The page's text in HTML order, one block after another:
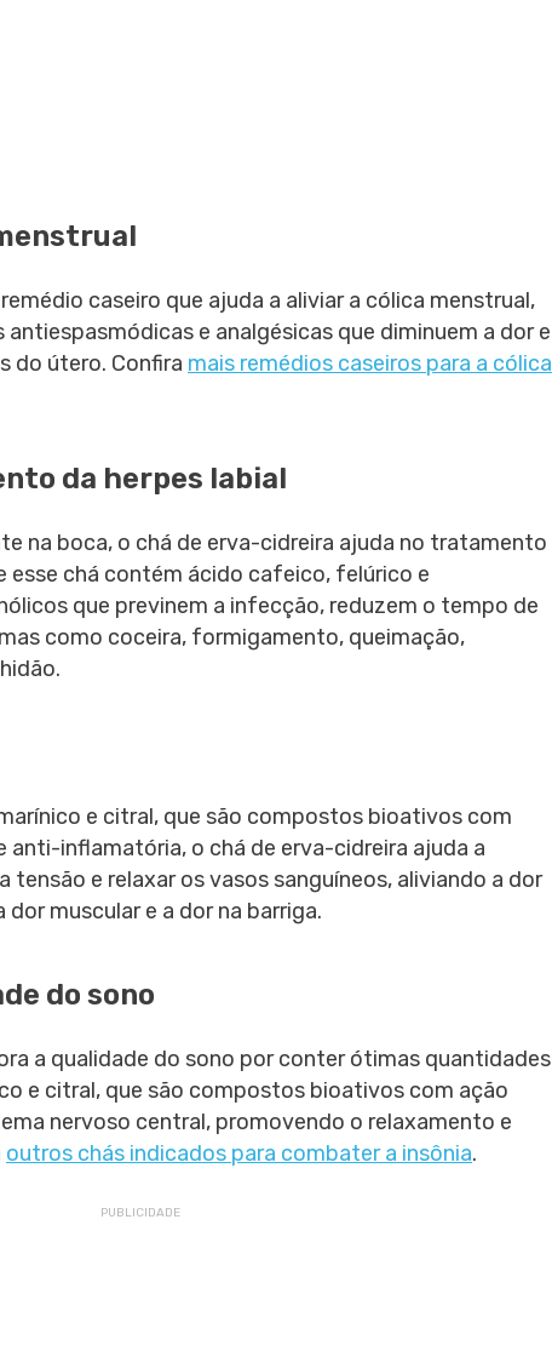
caseiro que ajuda a aliviar a cólica menstrual,
e analgésicas que diminuem a dor e
do útero. Confira mais remédios caseiros para a cólica
da herpes labial
na boca, o chá de erva-cidreira ajuda no tratamento
esse chá contém ácido cafeico, felúrico e
que previnem a infecção, reduzem o tempo de
como coceira, formigamento, queimação,
e citral, que são compostos bioativos com
anti-inflamatória, o chá de erva-cidreira ajuda a
tensão e relaxar os vasos sanguíneos, aliviando a dor
muscular e a dor na barriga.
do sono
a qualidade do sono por conter ótimas quantidades
e citral, que são compostos bioativos com ação
nervoso central, promovendo o relaxamento e
outros chás indicados para combater a insônia.